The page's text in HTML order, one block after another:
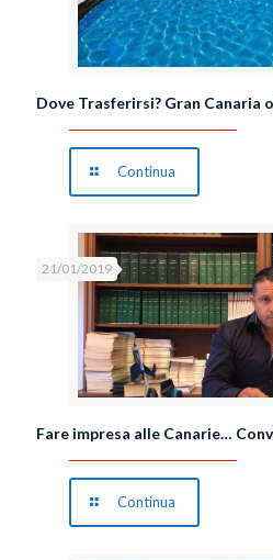
Dove Trasferirsi? Gran Canaria
Continua
21/01/2019
Fare impresa alle Canarie…
Continua